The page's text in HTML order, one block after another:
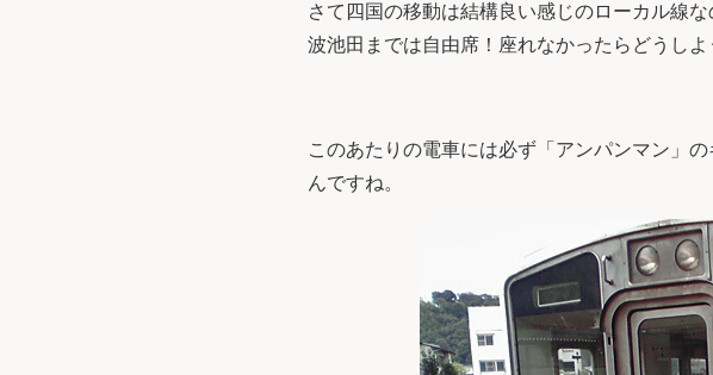
さて四国の移動は結構良い感じのローカル線
波池田までは自由席！座れなかったらどうし
このあたりの電車には必ず「アンパンマン」
んですね。